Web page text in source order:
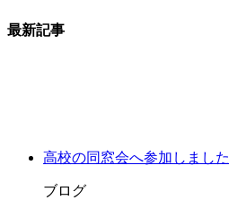
最新記事
高校の同窓会へ参加しました
ブログ